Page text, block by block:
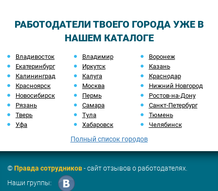
РАБОТОДАТЕЛИ ТВОЕГО ГОРОДА УЖЕ В
НАШЕМ КАТАЛОГЕ
Владивосток Владимир
Воронеж
Екатеринбург
Иркутск
Казань
Калининград
Калуга
Краснодар
Красноярск
Москва
Нижний Новгород
Новосибирск
Пермь
Ростов-на-Дону
Рязань
Самара
Санкт-Петербург
Тверь
Тула
Тюмень
Уфа
Хабаровск Челябинск
Полный список городов
©Правда сотрудников- сайт отзывов о работодателях.
Наши группы: